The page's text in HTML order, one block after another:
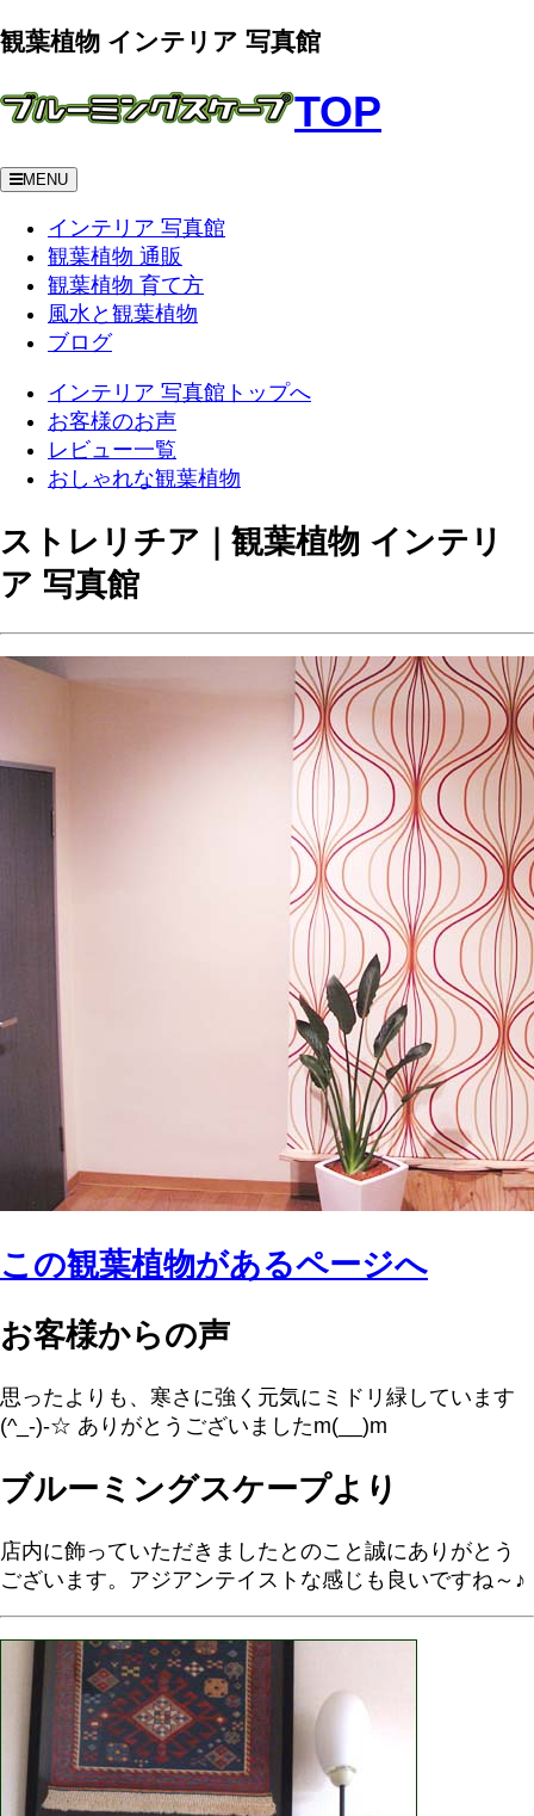
観葉植物 インテリア 写真館
TOP
MENU
インテリア 写真館
観葉植物 通販
観葉植物 育て方
風水と観葉植物
ブログ
インテリア 写真館トップへ
お客様のお声
レビュー一覧
おしゃれな観葉植物
ストレリチア｜観葉植物 インテリ
ア 写真館
この観葉植物があるページへ
お客様からの声
思ったよりも、寒さに強く元気にミドリ緑しています
(^_-)-☆ ありがとうございましたm(__)m
ブルーミングスケープより
店内に飾っていただきましたとのこと誠にありがとう
ございます。アジアンテイストな感じも良いですね～♪